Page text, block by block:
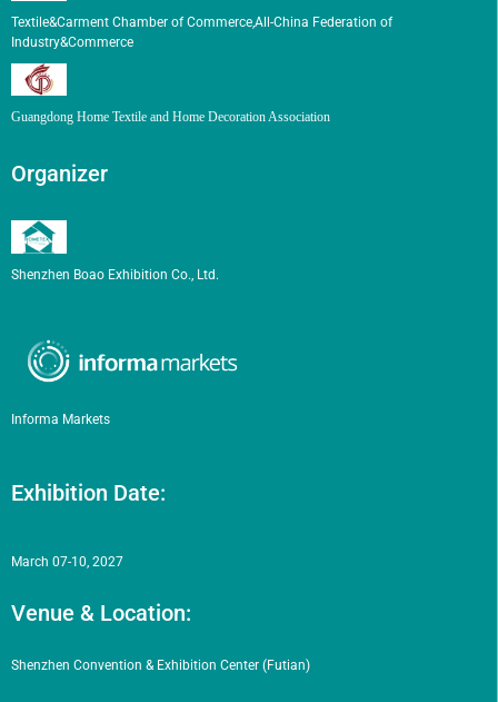
Textile&Carment Chamber of Commerce,All-China Federation of
Industry&Commerce
Guangdong Home Textile and Home Decoration Association
Organizer
Shenzhen Boao Exhibition Co., Ltd.
Informa Markets
Exhibition Date:
March 07-10, 2027
Venue & Location:
Shenzhen Convention & Exhibition Center (Futian)